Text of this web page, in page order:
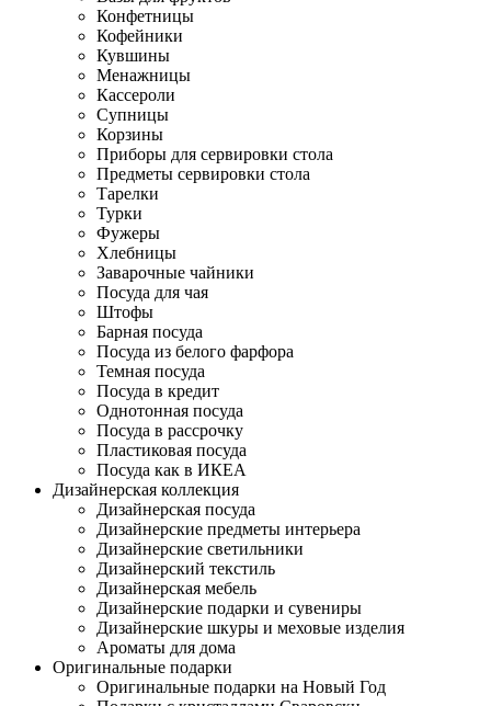
Конфетницы
Кофейники
Кувшины
Менажницы
Кассероли
Супницы
Корзины
Приборы для сервировки стола
Предметы сервировки стола
Тарелки
Турки
Фужеры
Хлебницы
Заварочные чайники
Посуда для чая
Штофы
Барная посуда
Посуда из белого фарфора
Темная посуда
Посуда в кредит
Однотонная посуда
Посуда в рассрочку
Пластиковая посуда
Посуда как в ИКЕА
Дизайнерская коллекция
Дизайнерская посуда
Дизайнерские предметы интерьера
Дизайнерские светильники
Дизайнерский текстиль
Дизайнерская мебель
Дизайнерские подарки и сувениры
Дизайнерские шкуры и меховые изделия
Ароматы для дома
Оригинальные подарки
Оригинальные подарки на Новый Год